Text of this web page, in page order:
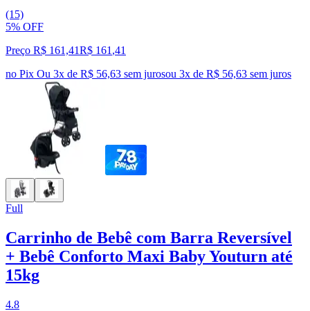
(15)
5% OFF
Preço R$ 161,41R$ 161 ,41
no Pix Ou 3x de R$ 56,63 sem jurosou 3x de R$ 56,63 sem juros
Full
Carrinho de Bebê com Barra Reversível
+ Bebê Conforto Maxi Baby Youturn até
15kg
4.8